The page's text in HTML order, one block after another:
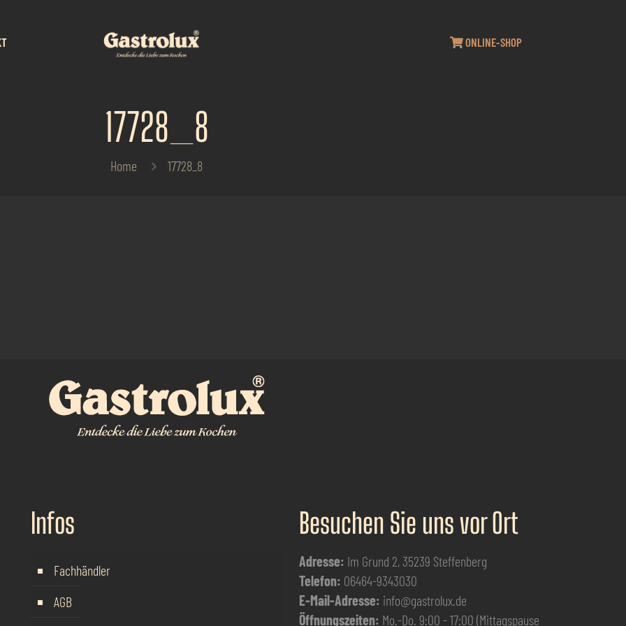
ONLINE-SHOP
17728_8
Home 17728_8
Infos
Fachhändler
AGB
Besuchen Sie uns vor Ort
Adresse: Im Grund 2, 35239 Steffenberg
Telefon: 06464-9343030
E-Mail-Adresse: info@gastrolux.de
Öffnungszeiten: Mo.-Do. 9:00 - 17:00 (Mittagspause